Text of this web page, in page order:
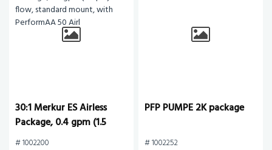
30:1 Merkur ES Airless
Package, 0.4 gpm (1.5
lpm) fluid flow, standard
# 1002200
PFP PUMPE 2K package
# 1002252